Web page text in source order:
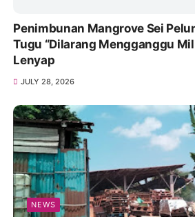
Penimbunan Mangrove Sei
Tugu “Dilarang Mengganggu
Lenyap
JULY 28, 2026
NEWS